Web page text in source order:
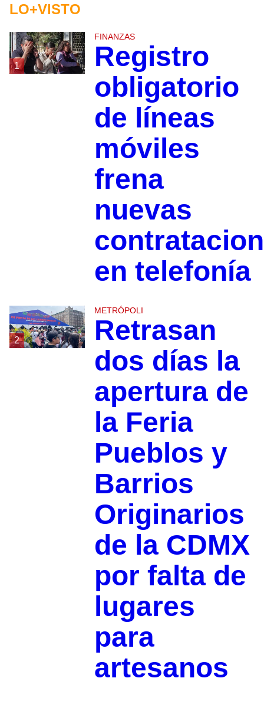
LO+VISTO
1
FINANZAS
Registro
obligatorio
de líneas
móviles
frena
nuevas
en telefonía
2
METRÓPOLI
Retrasan
dos días la
apertura de
la Feria
Pueblos y
Barrios
Originarios
de la CDMX
por falta de
lugares
para
artesanos